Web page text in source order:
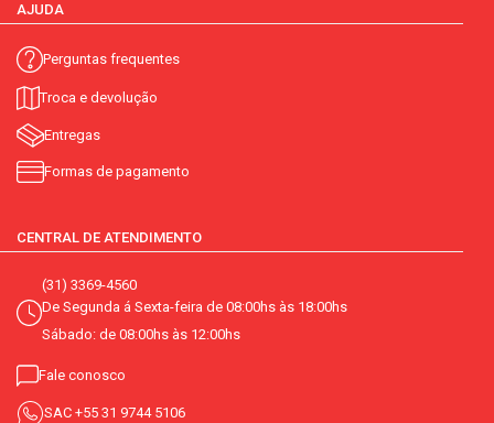
AJUDA
Perguntas frequentes
Troca e devolução
Entregas
Formas de pagamento
CENTRAL DE ATENDIMENTO
(31) 3369-4560
De Segunda á Sexta-feira de 08:00hs às 18:00hs
Sábado: de 08:00hs às 12:00hs
Fale conosco
SAC +55 31 9744 5106